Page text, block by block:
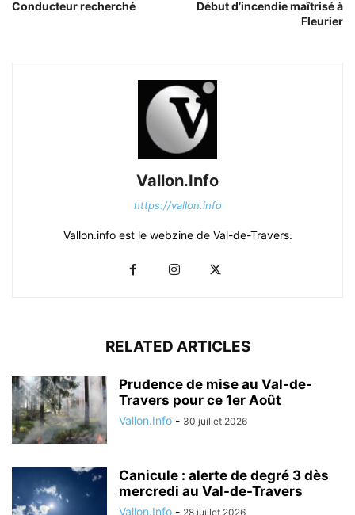
Conducteur recherché
Début d’incendie maîtrisé à
Fleurier
Vallon.Info
https://vallon.info
Vallon.info est le webzine de Val-de-Travers.
RELATED ARTICLES
Prudence de mise au Val-de-
Travers pour ce 1er Août
Vallon.Info - 30 juillet 2026
Canicule : alerte de degré 3 dès
mercredi au Val-de-Travers
Vallon.Info - 28 juillet 2026